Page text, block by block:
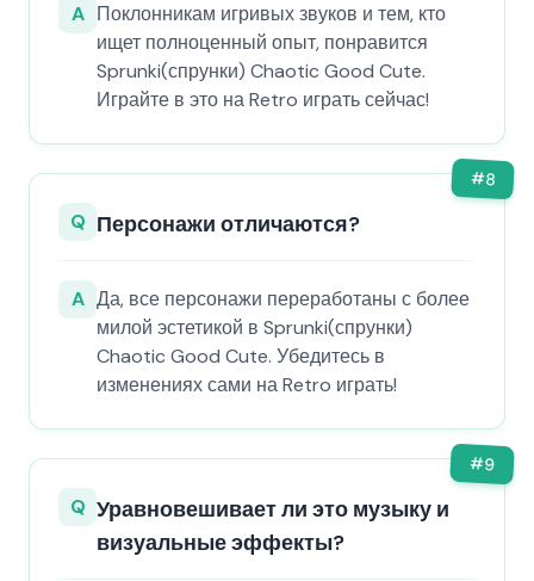
A Поклонникам игривых звуков и тем, кто
ищет полноценный опыт, понравится
Sprunki(спрунки) Chaotic Good Cute.
Играйте в это на Retro играть сейчас!
#8
Q Персонажи отличаются?
A Да, все персонажи переработаны с более
милой эстетикой в Sprunki(спрунки)
Chaotic Good Cute. Убедитесь в
изменениях сами на Retro играть!
#9
Q Уравновешивает ли это музыку и
визуальные эффекты?